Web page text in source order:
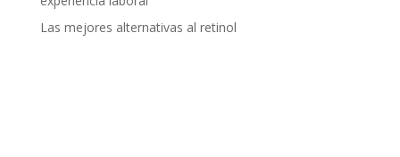
Las mejores alternativas al retinol